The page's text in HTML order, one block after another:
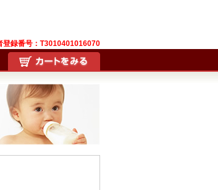
登録番号：T3010401016070